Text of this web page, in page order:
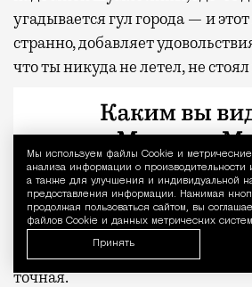
Мы используем файлы Сookie и
анализа информации о производительности
а также для улучшения и индивидуальной
предоставления информации. Нажимая
продолжая пользоваться сайтом, вы
файлов Cookie и данных метрических
Принять
угадывается гул города — и
странно, добавляет
что ты никуда не летел, не
контроле, не искал переходник
просто дошел.
Рядом с бассейном этим летом
русском стиле — зеркало в
отсылающей к старинным
деревянные лошадки,
Это скорее виньетка, чем
точная.